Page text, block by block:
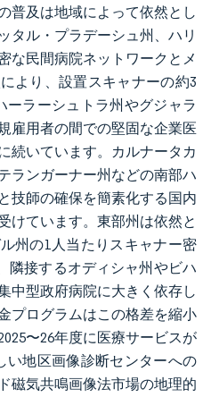
普及は地域によって依然とし
タル・プラデーシュ州、ハリ
な民間病院ネットワークとメ
より、設置スキャナーの約3
ーラーシュトラ州やグジャラ
雇用者の間での堅固な企業医
続いています。カルナータカ
ランガーナー州などの南部ハ
技師の確保を簡素化する国内
けています。東部州は依然と
州の1人当たりスキャナー密
隣接するオディシャ州やビハ
中型政府病院に大きく依存し
プログラムはこの格差を縮小
〜26年度に医療サービスが
い地区画像診断センターへの
磁気共鳴画像法市場の地理的